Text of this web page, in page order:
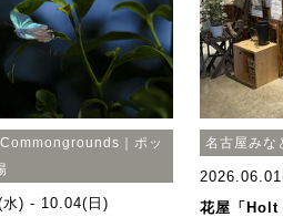
｜ポッ
) - 10.04(日)
名古屋みな
花屋「Holt